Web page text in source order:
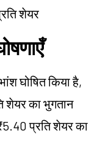
शेयर
घोषित किया है,
शेयर का भुगतान
प्रति शेयर का